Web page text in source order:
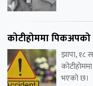
कोटीहोममा
झापा, १८
भएको छ।